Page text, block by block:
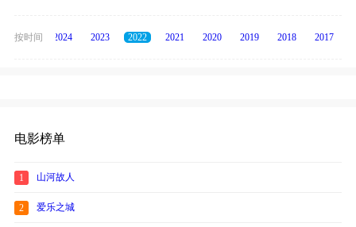
按时间
2025 2024 2023 2022 2021 2020 2019 2018 2017
电影榜单
1 山河故人
2 爱乐之城